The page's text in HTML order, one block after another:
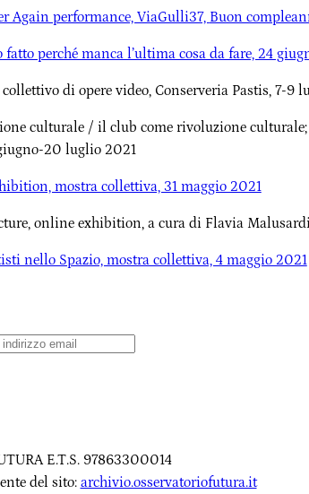
Again performance, ViaGulli37, Buon
fatto perché manca l’ultima cosa da fare, 24
di opere video, Conserveria Pastis, 7-9
culturale / il club come rivoluzione
20 luglio 2021
mostra collettiva, 31 maggio 2021
online exhibition, a cura di Flavia
nello Spazio, mostra collettiva, 4 maggio 2021
E.T.S. 97863300014
del sito: archivio.osservatoriofutura.it